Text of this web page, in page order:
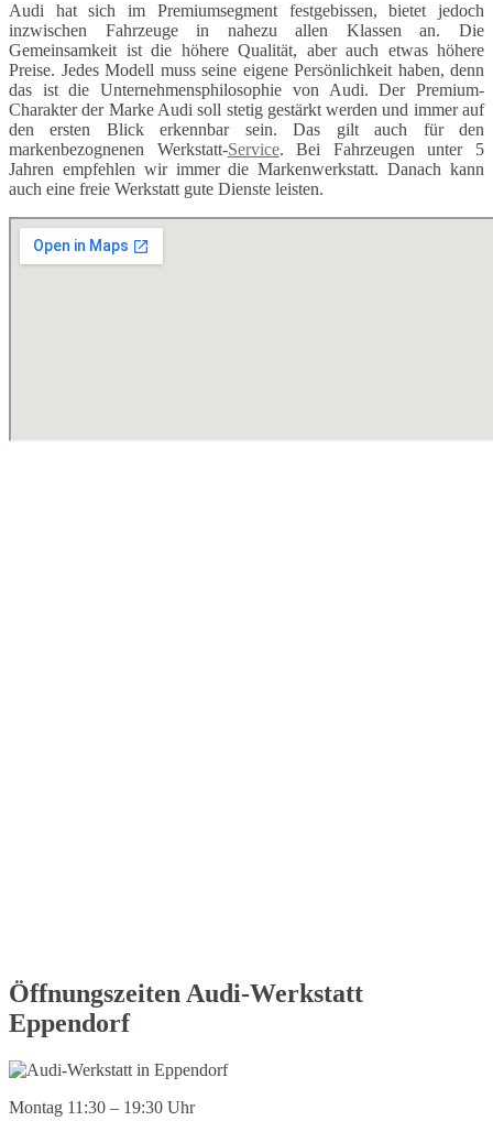
Audi hat sich im Premiumsegment festgebissen, bietet jedoch
inzwischen Fahrzeuge in nahezu allen Klassen an. Die
Gemeinsamkeit ist die höhere Qualität, aber auch etwas höhere
Preise. Jedes Modell muss seine eigene Persönlichkeit haben, denn
das ist die Unternehmensphilosophie von Audi. Der Premium-
Charakter der Marke Audi soll stetig gestärkt werden und immer auf
den ersten Blick erkennbar sein. Das gilt auch für den
markenbezognenen Werkstatt-Service. Bei Fahrzeugen unter 5
Jahren empfehlen wir immer die Markenwerkstatt. Danach kann
auch eine freie Werkstatt gute Dienste leisten.
Öffnungszeiten Audi-Werkstatt
Eppendorf
Montag 11:30 – 19:30 Uhr